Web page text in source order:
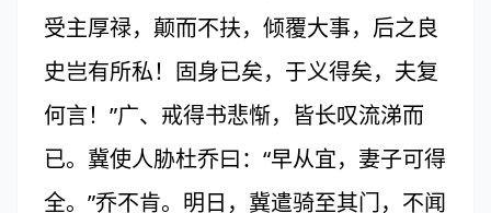
受主厚禄，颠而不扶，倾覆大事，后之良
史岂有所私！固身已矣，于义得矣，夫复
何言！”广、戒得书悲惭，皆长叹流涕而
已。冀使人胁杜乔曰：“早从宜，妻子可得
全。”乔不肯。明日，冀遣骑至其门，不闻